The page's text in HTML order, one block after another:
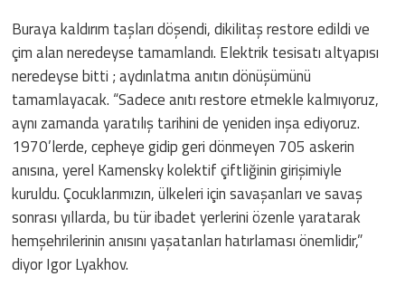
Buraya kaldırım taşları döşendi, dikilitaş restore edildi ve
çim alan neredeyse tamamlandı. Elektrik tesisatı altyapısı
neredeyse bitti ; aydınlatma anıtın dönüşümünü
tamamlayacak. “Sadece anıtı restore etmekle kalmıyoruz,
aynı zamanda yaratılış tarihini de yeniden inşa ediyoruz.
1970’lerde, cepheye gidip geri dönmeyen 705 askerin
anısına, yerel Kamensky kolektif çiftliğinin girişimiyle
kuruldu. Çocuklarımızın, ülkeleri için savaşanları ve savaş
sonrası yıllarda, bu tür ibadet yerlerini özenle yaratarak
hemşehrilerinin anısını yaşatanları hatırlaması önemlidir,”
diyor Igor Lyakhov.